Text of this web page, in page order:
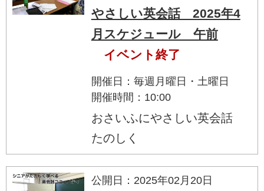
やさしい英会話 2025年4
月スケジュール 午前
イベント終了
開催日：毎週月曜日・土曜日
開催時間：10:00
おさいふにやさしい英会話
たのしく
公開日：2025年02月20日